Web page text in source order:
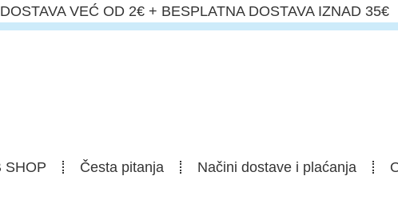
DOSTAVA VEĆ OD 2€ + BESPLATNA DOSTAVA IZNAD 35€
SHOP Česta pitanja Načini dostave i plaćanja